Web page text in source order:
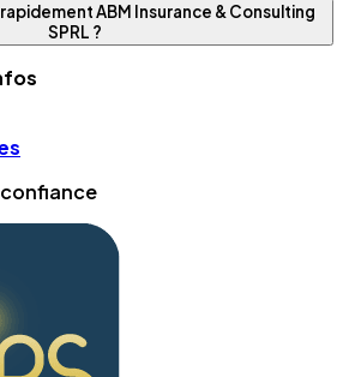
ABM Insurance & Consulting
SPRL ?